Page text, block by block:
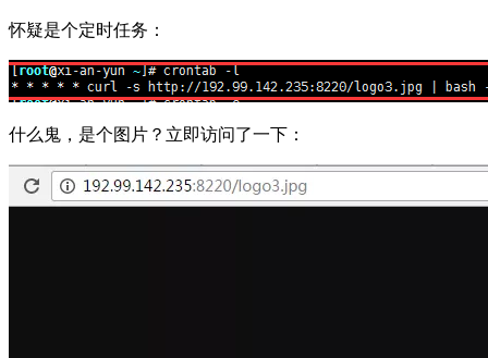
怀疑是个定时任务：
什么鬼，是个图片？立即访问了一下：